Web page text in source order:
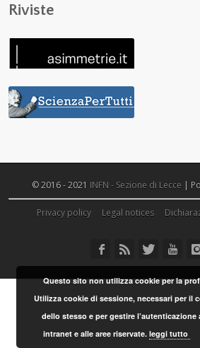
Riviste
© 2016 - 2021 INFN - Sezione di Lecce |
Privacy policy Legal notices
Questo sito non utilizza cookie per la
Utilizza cookie di sessione, necessari per il
dello stesso e per gestire
intranet e alle aree riservate.leggi tutto